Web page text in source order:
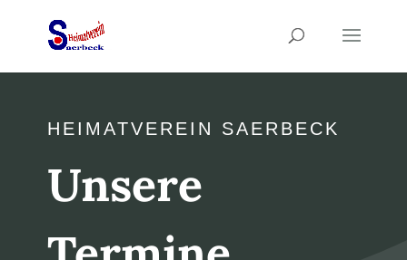
HEIMATVEREIN SAERBECK
Unsere